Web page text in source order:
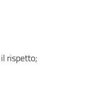
rispetto;